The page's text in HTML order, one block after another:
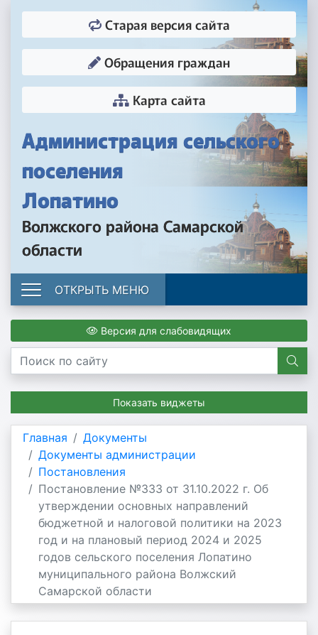
Администрация сельского
поселения
Лопатино
Волжского района Самарской
области
Старая версия сайта
Обращения граждан
Карта сайта
ОТКРЫТЬ МЕНЮ
Версия для слабовидящих
Показать виджеты
Главная
Документы
Документы администрации
Постановления
Постановление №333 от 31.10.2022 г. Об
утверждении основных направлений
бюджетной и налоговой политики на 2023
год и на плановый период 2024 и 2025
годов сельского поселения Лопатино
муниципального района Волжский
Самарской области